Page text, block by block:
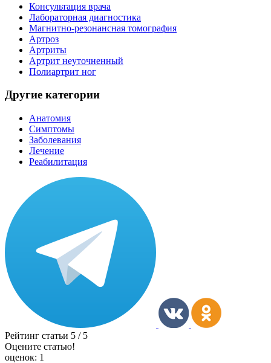
Консультация врача
Лабораторная диагностика
Магнитно-резонансная томография
Артроз
Артриты
Артрит неуточненный
Полиартрит ног
Другие категории
Анатомия
Симптомы
Заболевания
Лечение
Реабилитация
Рейтинг статьи 5 / 5
Оцените статью!
оценок: 1